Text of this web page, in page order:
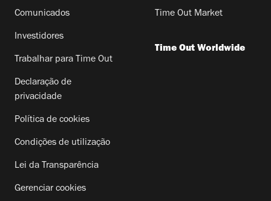
Comunicados
Investidores
Trabalhar para Time Out
Declaração de
privacidade
Política de cookies
Condições de utilização
Lei da Transparência
Gerenciar cookies
Time Out Market
Time Out Worldwide